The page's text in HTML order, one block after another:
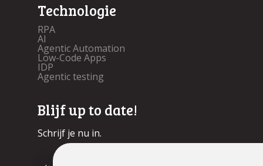
Technologie
RPA
AI
Agentic Automation
Low-Code Apps
IDP
Agentic testing
Blijf up to date!
Schrijf je nu in.